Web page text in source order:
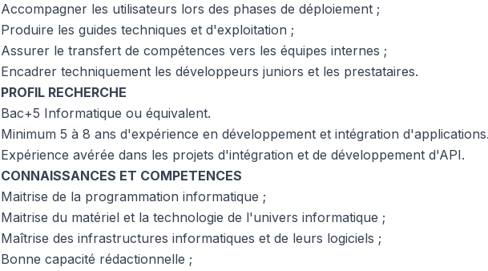
Accompagner les utilisateurs lors des phases de déploiement ;
Produire les guides techniques et d'exploitation ;
Assurer le transfert de compétences vers les équipes internes ;
Encadrer techniquement les développeurs juniors et les prestataires.
PROFIL RECHERCHE
Bac+5 Informatique ou équivalent.
Minimum 5 à 8 ans d'expérience en développement et intégration
Expérience avérée dans les projets d'intégration et de développement d'API.
CONNAISSANCES ET COMPETENCES
Maitrise de la programmation informatique ;
Maitrise du matériel et la technologie de l'univers informatique ;
Maîtrise des infrastructures informatiques et de leurs logiciels ;
Bonne capacité rédactionnelle ;